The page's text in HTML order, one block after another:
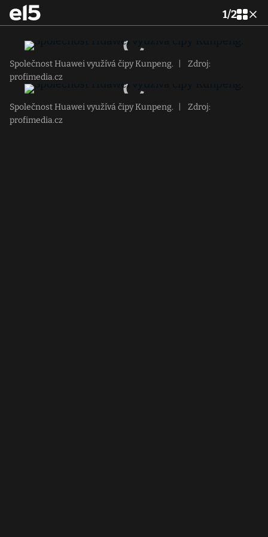
1/2
Společnost Huawei využívá čipy Kunpeng.
Zdroj:
profimedia.cz
Společnost Huawei využívá čipy Kunpeng.
Zdroj:
profimedia.cz